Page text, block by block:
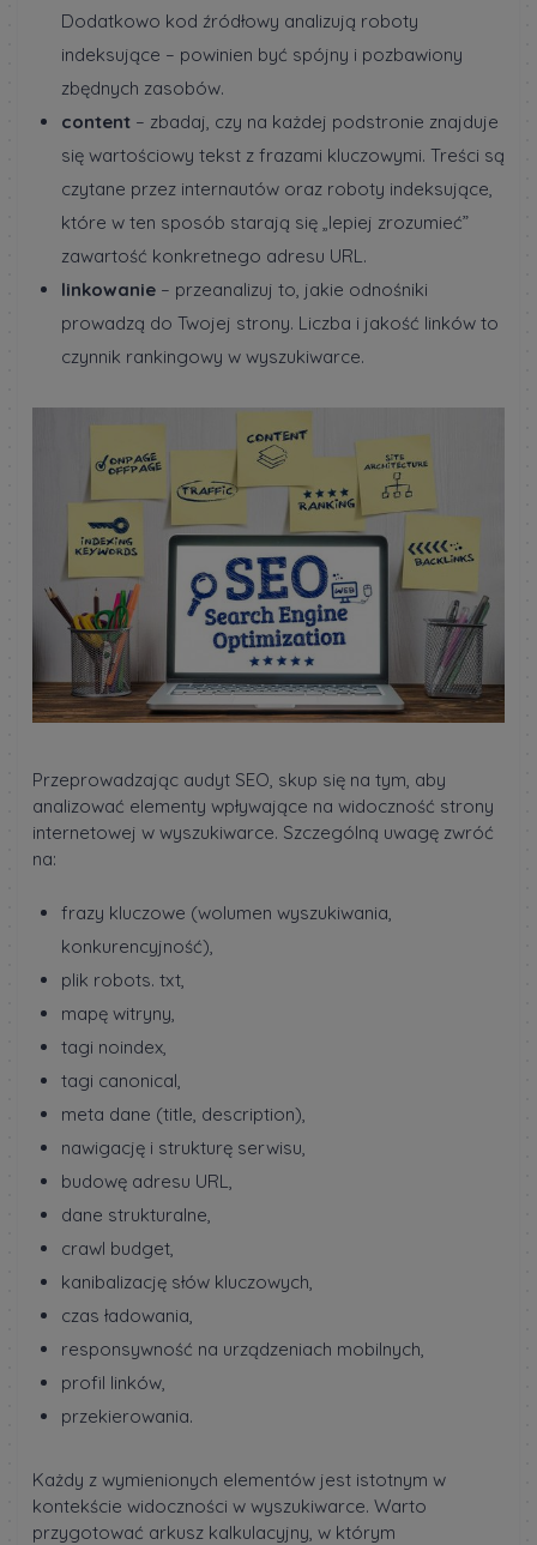
Dodatkowo kod źródłowy analizują roboty
indeksujące – powinien być spójny i pozbawiony
zbędnych zasobów.
content – zbadaj, czy na każdej podstronie znajduje
się wartościowy tekst z frazami kluczowymi. Treści są
czytane przez internautów oraz roboty indeksujące,
które w ten sposób starają się „lepiej zrozumieć”
zawartość konkretnego adresu URL.
linkowanie – przeanalizuj to, jakie odnośniki
prowadzą do Twojej strony. Liczba i jakość linków to
czynnik rankingowy w wyszukiwarce.
Przeprowadzając audyt SEO, skup się na tym, aby
analizować elementy wpływające na widoczność strony
internetowej w wyszukiwarce. Szczególną uwagę zwróć
na:
frazy kluczowe (wolumen wyszukiwania,
konkurencyjność),
plik robots. txt,
mapę witryny,
tagi noindex,
tagi canonical,
meta dane (title, description),
nawigację i strukturę serwisu,
budowę adresu URL,
dane strukturalne,
crawl budget,
kanibalizację słów kluczowych,
czas ładowania,
responsywność na urządzeniach mobilnych,
profil linków,
przekierowania.
Każdy z wymienionych elementów jest istotnym w
kontekście widoczności w wyszukiwarce. Warto
przygotować arkusz kalkulacyjny, w którym